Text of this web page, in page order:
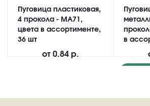
Пуговица пластиковая,
4 прокола - MA71,
цвета в ассортименте,
36 шт
от 0.84 р.
в